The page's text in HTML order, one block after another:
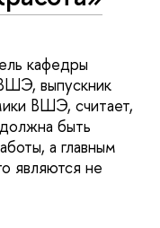
кафедры
выпускник
ВШЭ, считает,
быть
а главным
являются не